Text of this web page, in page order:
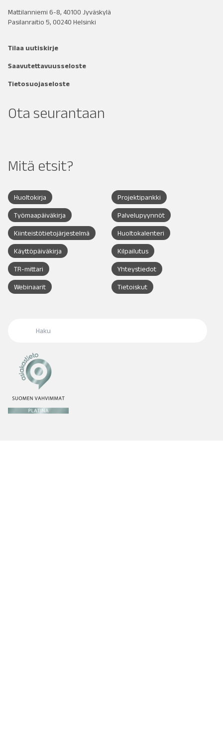
Mattilanniemi 6-8, 40100 Jyväskylä
Pasilanraitio 5, 00240 Helsinki
Tilaa uutiskirje
Saavutettavuusseloste
Tietosuojaseloste
Ota seurantaan
Mitä etsit?
Huoltokirja Projektipankki
Työmaapäiväkirja Palvelupyynnöt
Kiinteistötietojärjestelmä Huoltokalenteri
Käyttöpäiväkirja Kilpailutus
TR-mittari Yhteystiedot
Webinaarit Tietoiskut